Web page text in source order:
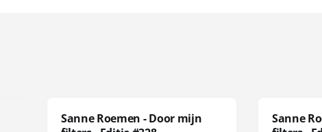
Sanne Roemen - Door mijn
Sanne